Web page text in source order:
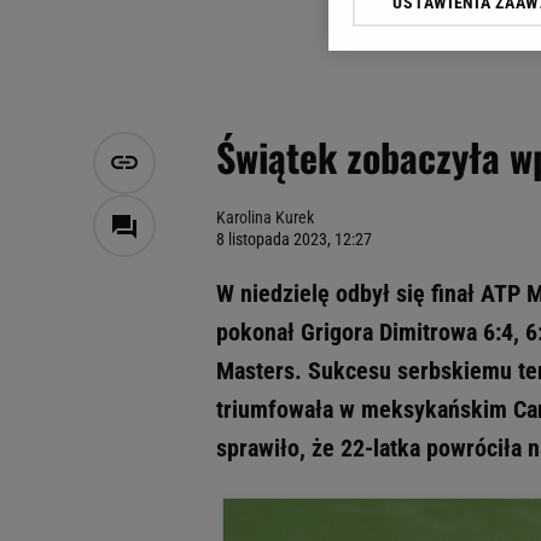
Świątek zobaczyła
Karolina Kurek
8 listopada 2023, 12:27
W niedzielę odbył się finał ATP
pokonał Grigora Dimitrowa 6:4,
Masters. Sukcesu serbskiemu
triumfowała w meksykańskim
sprawiło, że 22-latka powróciła
Klikając „Akceptuję”
Zaufanych Partnerów i
My, nasi Zaufani
Użycie dokładnych
badnie odbiorców i